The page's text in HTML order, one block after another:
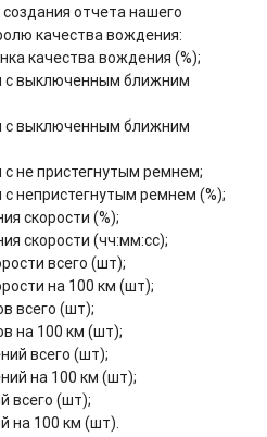
отчета нашего
качества вождения:
качества вождения (%);
с выключенным ближним
с выключенным ближним
не пристегнутым ремнем;
непристегнутым ремнем (%);
скорости (%);
скорости (чч:мм:сс);
всего (шт);
на 100 км (шт);
всего (шт);
на 100 км (шт);
всего (шт);
на 100 км (шт);
всего (шт);
на 100 км (шт).